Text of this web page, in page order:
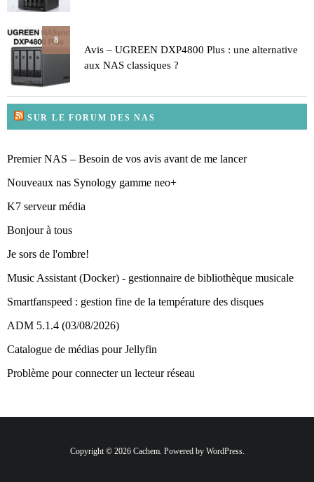
8
Avis – UGREEN DXP4800 Plus : une alternative
aux NAS classiques ?
SUR LE FORUM DES NAS
Premier NAS – Besoin de vos avis avant de me lancer
Nouveaux nas Synology gamme neo+
K7 serveur média
Bonjour à tous
Je sors de l'ombre!
Music Assistant (Docker) - gestionnaire de bibliothèque musicale
Smartfanspeed : gestion fine de la température des disques
ADM 5.1.4 (03/08/2026)
Catalogue de médias pour Jellyfin
Problème pour connecter un lecteur réseau
Copyright © 2026 Cachem. Powered by WordPress.